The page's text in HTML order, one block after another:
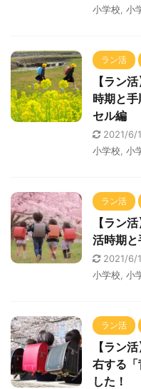
小学校 小
ラン活
【ラン
時期と
セル編
2021/6/
小学校 小
ラン活
【ラン
活時期
2021/6/
小学校 小
ラン活
【ラン
右する
した！